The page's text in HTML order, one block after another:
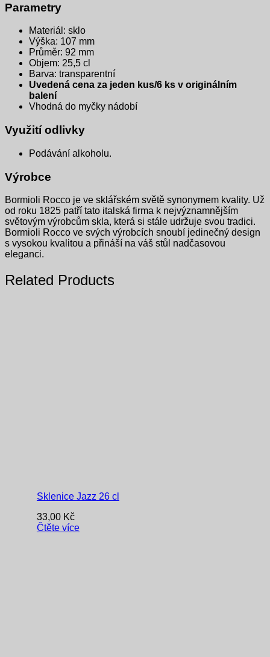
Parametry
Materiál: sklo
Výška: 107 mm
Průměr: 92 mm
Objem: 25,5 cl
Barva: transparentní
Uvedená cena za jeden kus/6 ks v originálním
balení
Vhodná do myčky nádobí
Využití odlivky
Podávání alkoholu.
Výrobce
Bormioli Rocco je ve sklářském světě synonymem kvality. Už
od roku 1825 patří tato italská firma k nejvýznamnějším
světovým výrobcům skla, která si stále udržuje svou tradici.
Bormioli Rocco ve svých výrobcích snoubí jedinečný design
s vysokou kvalitou a přináší na váš stůl nadčasovou
eleganci.
Related Products
Sklenice Jazz 26 cl
33,00 Kč
Čtěte více